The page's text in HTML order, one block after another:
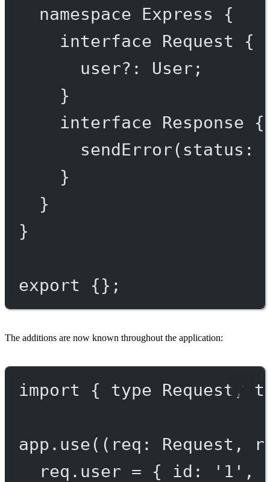
namespace Express {
interface
Request {
user?: User ;
}
interface
Response {
sendError( status :
}
}
}
export {};
The additions are now known throughout the application:
import { type Request,
app. use(( req : Request ,
req.user = { id: '1' ,